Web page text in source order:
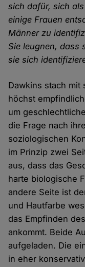
sich dafür, sich
einige Frauen
Männer zu
Sie leugnen, dass
sie sich
Dawkins stach mit
höchst
um
die Frage nach
soziologischen
im Prinzip zwei
aus, dass das
harte biologische
andere Seite ist
und Hautfarbe
das Empfinden
ankommt. Beide
aufgeladen. Die
in eher